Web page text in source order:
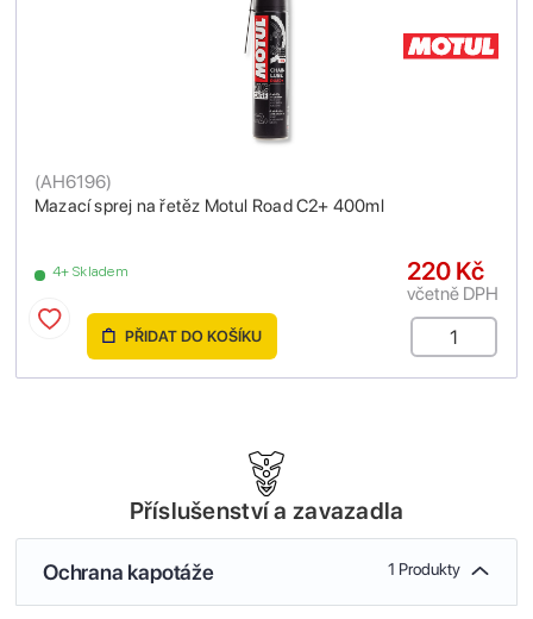
Mazací sprej na řetěz Motul Road C2+ 400ml
(AH6196)
4+ Skladem 220 Kč
včetně DPH
PŘIDAT DO KOŠÍKU
Příslušenství a zavazadla
Ochrana kapotáže 1 Produkty